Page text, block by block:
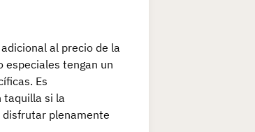
al precio de la
especiales tengan un
Es
taquilla si la
plenamente